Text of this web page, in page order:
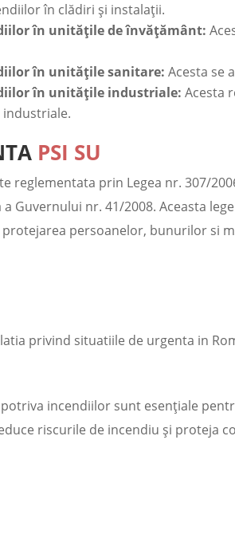
în clădiri și instalații.
în unitățile de învățământ:
în unitățile sanitare: Acesta se
în unitățile industriale: Acesta
industriale.
PSI SU
reglementata prin Legea nr. 307/
Guvernului nr. 41/2008. Aceasta
persoanelor, bunurilor si
privind situatiile de urgenta in
incendiilor sunt esențiale
riscurile de incendiu și proteja